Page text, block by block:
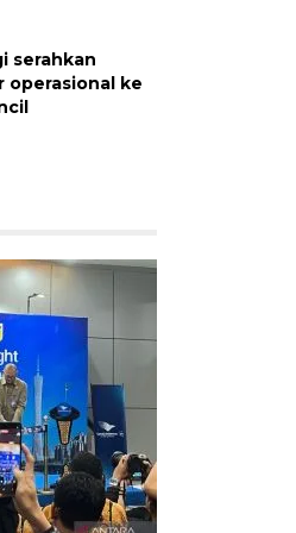
serahkan
operasional ke